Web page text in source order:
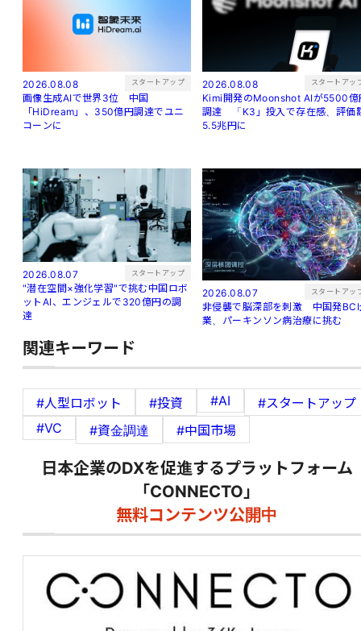
2026.08.08 スタートアップ
画像生成AIで世界3位 中国
「HiDream」、350億円調達でユニ
コーンに
2026.08.08 スタートアッ
Kimi開発のMoonshot AIが5500億
調達 「K3」投入で存在感、評価
5.5兆円に
2026.08.07 スタートアップ
"潜在空間×強化学習"で挑む中国ロボ
ットAI、エンジェルで320億円の調
達
2026.08.07 スタートアッ
非侵襲で脳深部を刺激 中国発BCI
業、パーキンソン病治療に挑む
関連キーワード
#人型ロボット #投資 #AI
#スタートアップ
#VC
#資金調達 #中国市場
日本企業のDXを促進するプラットフォーム
「CONNECTO」
無料コンテンツ公開中